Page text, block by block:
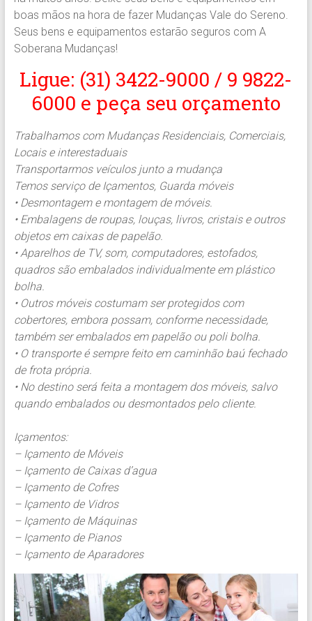
boas mãos na hora de fazer Mudanças Vale do Sereno.
Seus bens e equipamentos estarão seguros com A
Soberana Mudanças!
Ligue: (31) 3422-9000 / 9 9822-
6000 e peça seu orçamento
Trabalhamos com Mudanças Residenciais, Comerciais,
Locais e interestaduais
Transportarmos veículos junto a mudança
Temos serviço de Içamentos, Guarda móveis
• Desmontagem e montagem de móveis.
• Embalagens de roupas, louças, livros, cristais e outros
objetos em caixas de papelão.
• Aparelhos de TV, som, computadores, estofados,
quadros são embalados individualmente em plástico
bolha.
• Outros móveis costumam ser protegidos com
cobertores, embora possam, conforme necessidade,
também ser embalados em papelão ou poli bolha.
• O transporte é sempre feito em caminhão baú fechado
de frota própria.
• No destino será feita a montagem dos móveis, salvo
quando embalados ou desmontados pelo cliente.
Içamentos:
– Içamento de Móveis
– Içamento de Caixas d’agua
– Içamento de Cofres
– Içamento de Vidros
– Içamento de Máquinas
– Içamento de Pianos
– Içamento de Aparadores